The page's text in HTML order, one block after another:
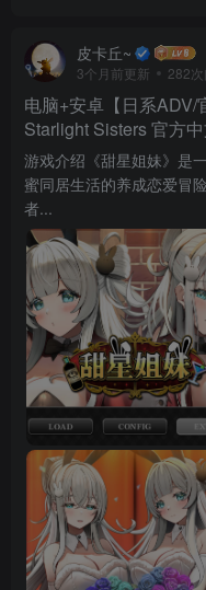
皮卡丘~
3个月前更新 282
电脑+安卓【日系
Starlight Sisters 官方中
游戏介绍《甜星姐妹》是
蜜同居生活的养成恋爱冒
者...